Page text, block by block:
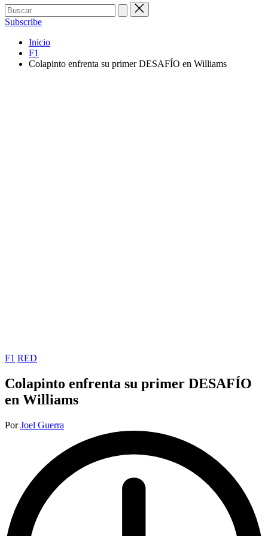
Buscar:
Subscribe
Inicio
F1
Colapinto enfrenta su primer DESAFÍO en Williams
Publicada
F1 RED
Colapinto enfrenta su primer DESAFÍO
en Williams
Publicado
PorJoel Guerra